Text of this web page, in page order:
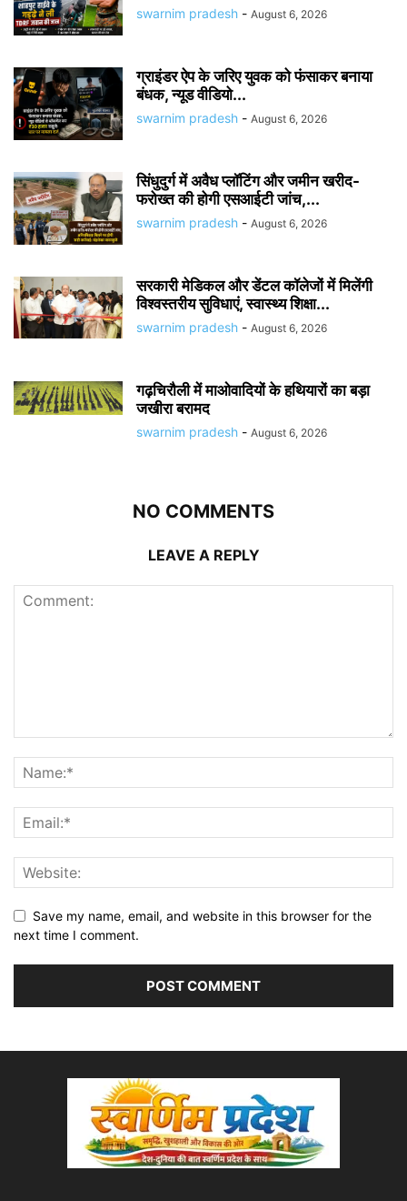
swarnim pradesh - August 6, 2026
ग्राइंडर ऐप के जरिए युवक को फंसाकर बनाया
बंधक, न्यूड वीडियो...
swarnim pradesh - August 6, 2026
सिंधुदुर्ग में अवैध प्लॉटिंग और जमीन खरीद-
फरोख्त की होगी एसआईटी जांच,...
swarnim pradesh - August 6, 2026
सरकारी मेडिकल और डेंटल कॉलेजों में मिलेंगी
विश्वस्तरीय सुविधाएं, स्वास्थ्य शिक्षा...
swarnim pradesh - August 6, 2026
गढ़चिरौली में माओवादियों के हथियारों का बड़ा
जखीरा बरामद
swarnim pradesh - August 6, 2026
NO COMMENTS
LEAVE A REPLY
Save my name, email, and website in this browser for the
next time I comment.